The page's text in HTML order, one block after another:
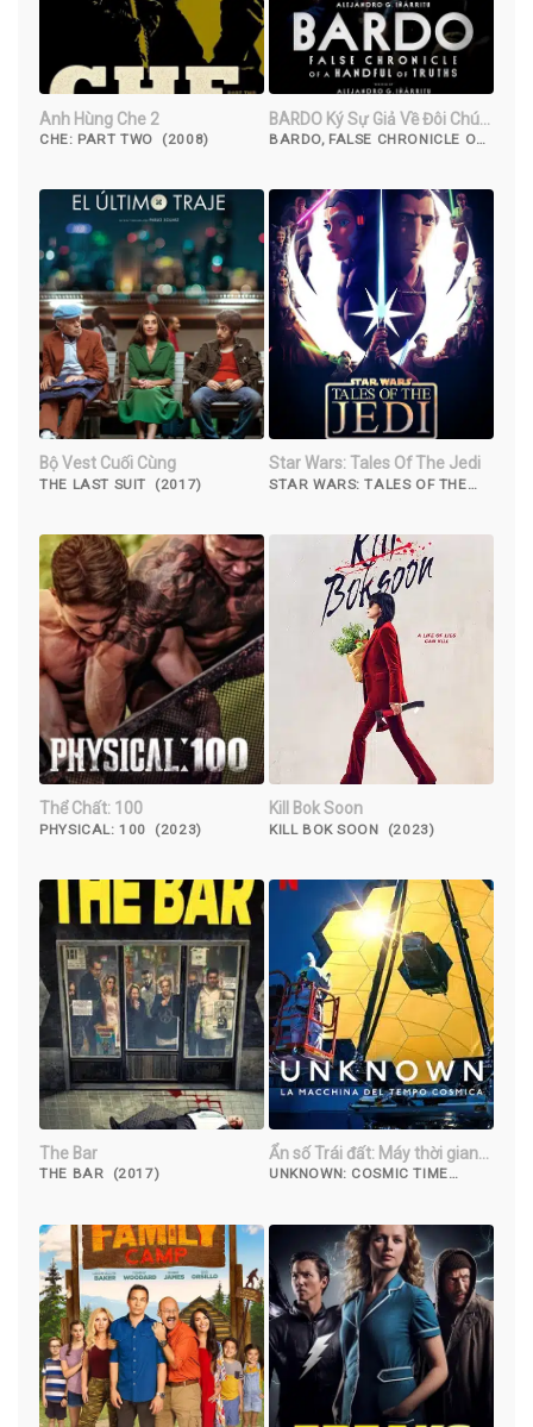
Anh Hùng Che 2
CHE: PART TWO (2008)
BARDO Ký Sự Giả Về Đôi Chút
Sự Thật
BARDO, FALSE CHRONICLE OF
Bộ Vest Cuối Cùng
THE LAST SUIT (2017)
Star Wars: Tales Of The Jedi
STAR WARS: TALES OF THE
Thể Chất: 100
PHYSICAL: 100 (2023)
Kill Bok Soon
KILL BOK SOON (2023)
The Bar
THE BAR (2017)
Ẩn số Trái đất: Máy thời gian
vũ trụ
UNKNOWN: COSMIC TIME